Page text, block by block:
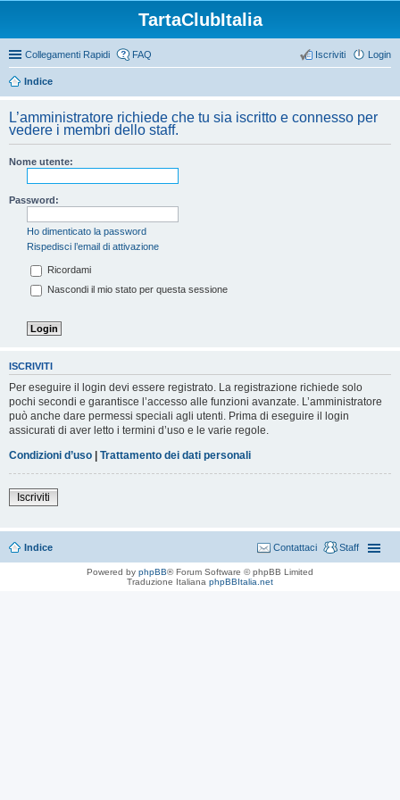
TartaClubItalia
Collegamenti Rapidi FAQ Login
Iscriviti
Indice
L’amministratore richiede che tu sia iscritto e connesso per
vedere i membri dello staff.
Nome utente:
Password:
Ho dimenticato la password
Rispedisci l’email di attivazione
Ricordami
Nascondi il mio stato per questa sessione
ISCRIVITI
Per eseguire il login devi essere registrato. La registrazione richiede solo
pochi secondi e garantisce l’accesso alle funzioni avanzate. L’amministratore
può anche dare permessi speciali agli utenti. Prima di eseguire il login
assicurati di aver letto i termini d’uso e le varie regole.
Condizioni d’uso | Trattamento dei dati personali
Iscriviti
Indice Staff
Contattaci
Powered by phpBB® Forum Software © phpBB Limited
Traduzione Italiana phpBBItalia.net